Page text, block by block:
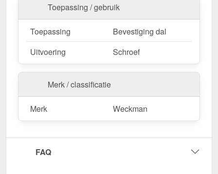
Toepassing / gebruik
Toepassing
Bevestiging dal
Uitvoering
Schroef
Merk / classificatie
Merk Weckman
FAQ